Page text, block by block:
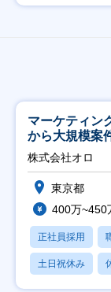
マーケティン
から大規模案
修充実】
株式会社オロ
東京都
400万~450
正社員採用
土日祝休み